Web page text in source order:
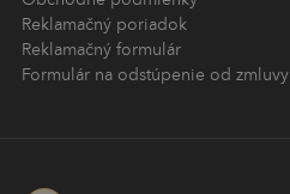
Reklamačný poriadok
Reklamačný formulár
Formulár na odstúpenie od zmluvy